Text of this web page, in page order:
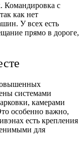
Командировка с
как нет
У всех есть
прямо в дороге,
системами
камерами
особенно важно,
есть крепления
для